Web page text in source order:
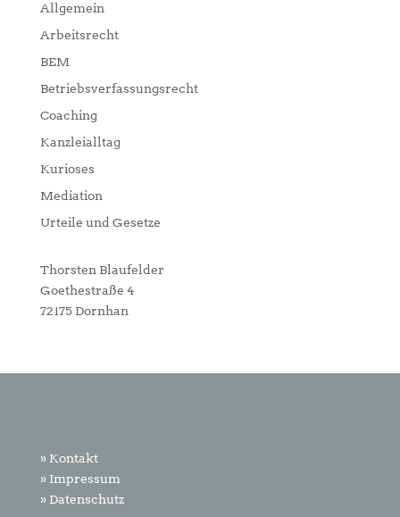
Allgemein
Arbeitsrecht
BEM
Betriebsverfassungsrecht
Coaching
Kanzleialltag
Kurioses
Mediation
Urteile und Gesetze
Thorsten Blaufelder
Goethestraße 4
72175 Dornhan
» Kontakt
» Impressum
» Datenschutz